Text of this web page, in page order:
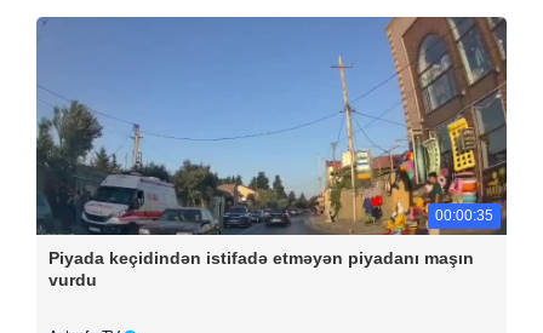
00:00:35
Piyada keçidindən istifadə etməyən piyadanı maşın
vurdu